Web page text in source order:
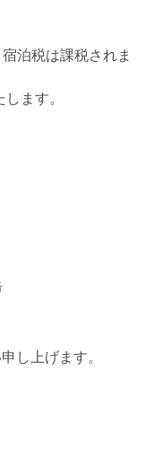
泊税は課税されま
ます。
し上げます。